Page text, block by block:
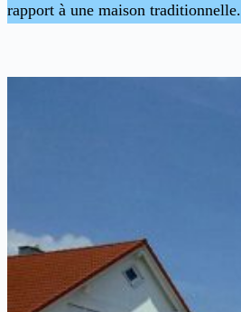
rapport à une maison traditionnelle.